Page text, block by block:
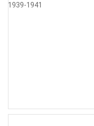
Arbeiter des
1939-1941